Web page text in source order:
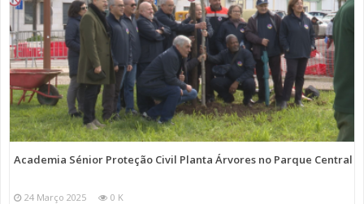
Academia Sénior Proteção Civil Planta Árvores no Parque Central
24 Março 2025 0 K